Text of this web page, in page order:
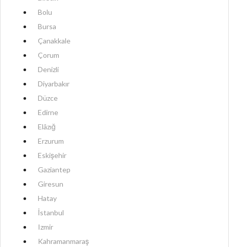
Bolu
Bursa
Çanakkale
Çorum
Denizli
Diyarbakır
Düzce
Edirne
Elâzığ
Erzurum
Eskişehir
Gaziantep
Giresun
Hatay
İstanbul
Izmir
Kahramanmaraş